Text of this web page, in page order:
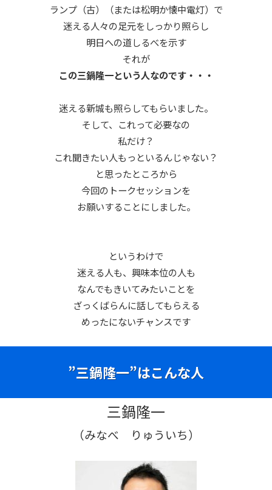
ランプ（古）（または松明か懐中電灯）で
迷える人々の足元をしっかり照らし
明日への道しるべを示す
それが
この三鍋隆一という人なのです・・・
迷える新城も照らしてもらいました。
そして、これって必要なの
私だけ？
これ聞きたい人もっといるんじゃない？
と思ったところから
今回のトークセッションを
お願いすることにしました。
というわけで
迷える人も、興味本位の人も
なんでもきいてみたいことを
ざっくばらんに話してもらえる
めったにないチャンスです
”三鍋隆一”はこんな人
三鍋隆一
（みなべ りゅういち）